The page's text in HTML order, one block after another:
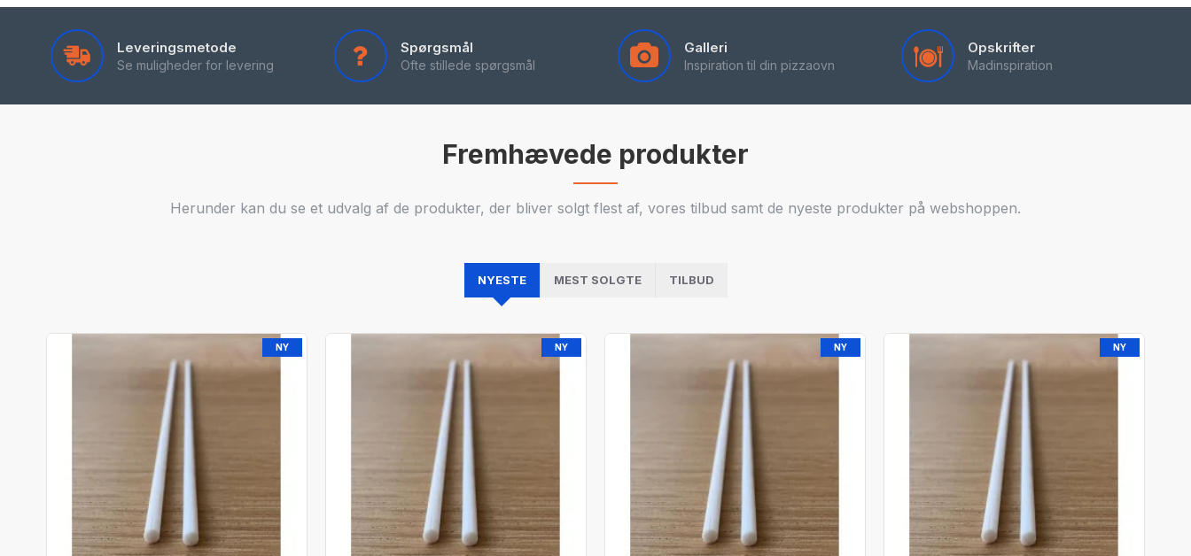
Leveringsmetode
Se muligheder for levering
Spørgsmål
Ofte stillede spørgsmål
Galleri
Inspiration til din pizzaovn
Opskrifter
Madinspiration
Fremhævede produkter
Herunder kan du se et udvalg af de produkter, der bliver solgt flest af, vores tilbud samt de nyeste produkter på webshoppen.
NYESTE MEST SOLGTE TILBUD
NY NY NY NY